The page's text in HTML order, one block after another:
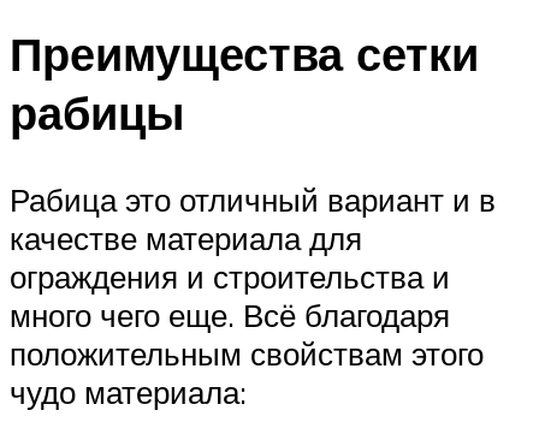
Преимущества сетки
рабицы
Рабица это отличный вариант и в
качестве материала для
ограждения и строительства и
много чего еще. Всё благодаря
положительным свойствам этого
чудо материала: